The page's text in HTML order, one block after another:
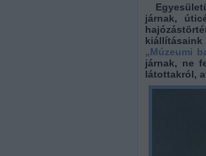
járnak,
„Múzeumi
járnak, ne
látottakról,